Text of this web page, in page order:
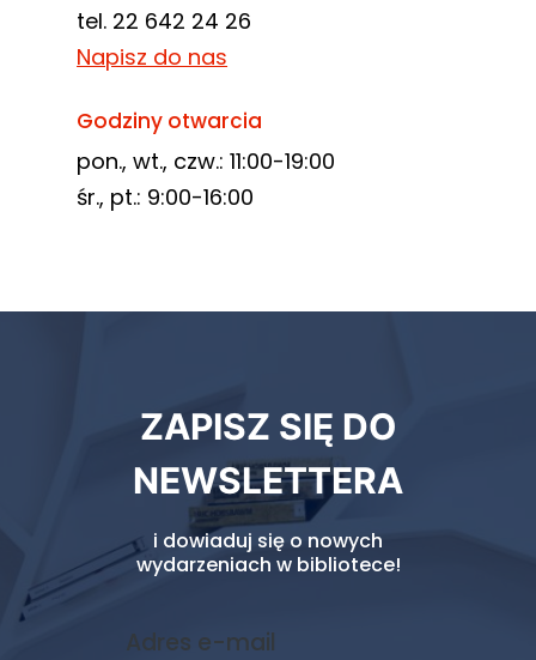
tel. 22 642 24 26
Napisz do nas
Godziny otwarcia
pon., wt., czw.: 11:00-19:00
śr., pt.: 9:00-16:00
biblioteki
ZAPISZ SIĘ DO
NEWSLETTERA
i dowiaduj się o nowych
wydarzeniach w bibliotece!
Adres e-mail